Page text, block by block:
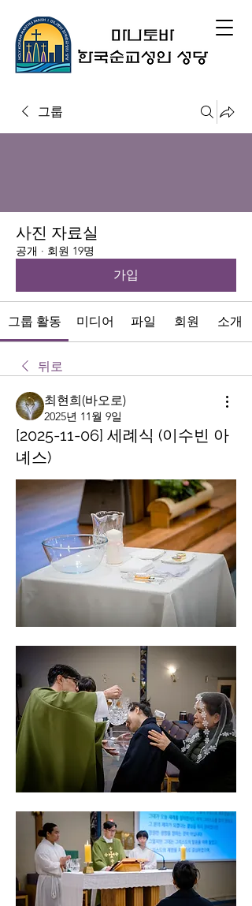
그룹
사진 자료실
공개 · 회원 19명
가입
그룹 활동 미디어 파일 회원 소개
뒤로
최현희(바오로)
2025년 11월 9일
[2025-11-06] 세례식 (이수빈 아
녜스)